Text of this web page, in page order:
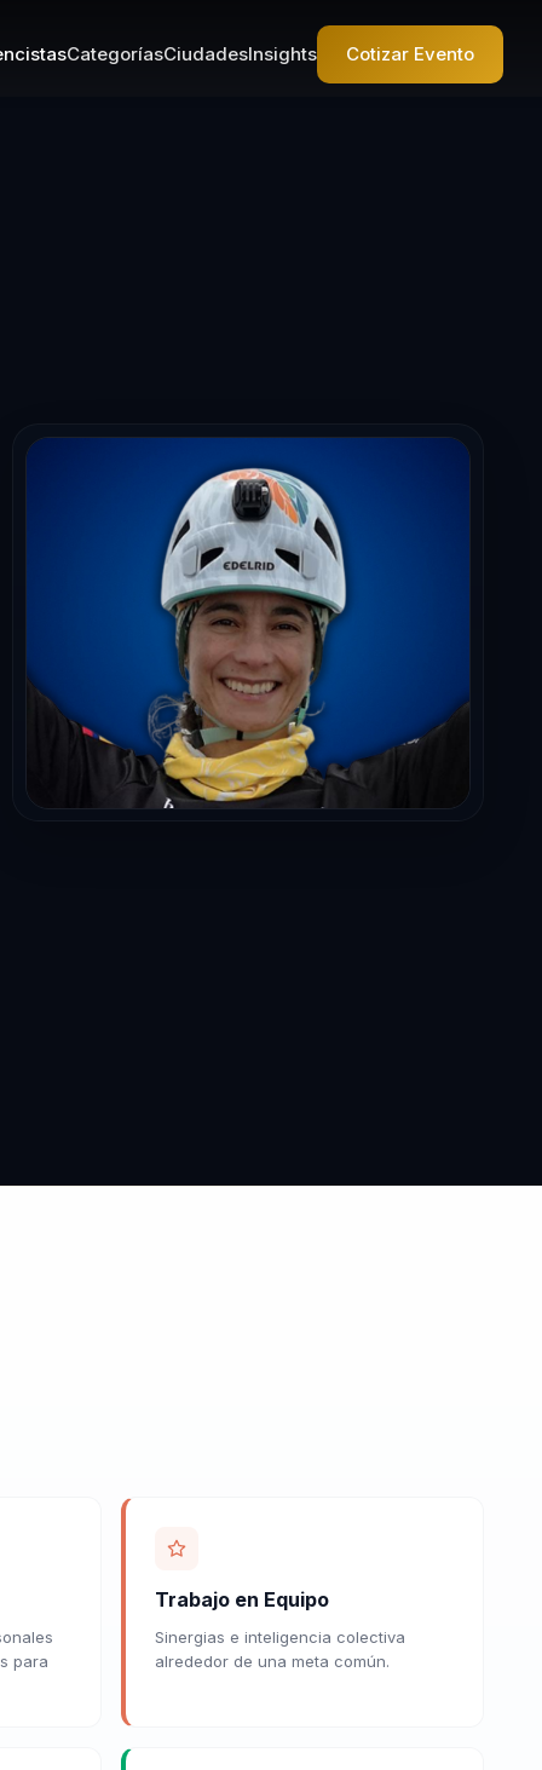
CategoríasCiudadesInsights Cotizar Evento
para
Trabajo en Equipo
Sinergias e inteligencia colectiva
alrededor de una meta común.